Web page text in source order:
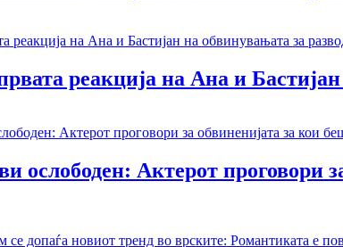
реакција на Ана и
ослободен: Актерот проговори